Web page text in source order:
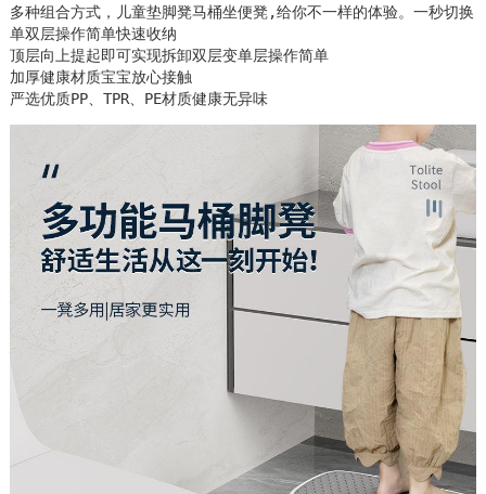
多种组合方式，儿童垫脚凳马桶坐便凳,给你不一样的体验。一秒切换
单双层操作简单快速收纳
顶层向上提起即可实现拆卸双层变单层操作简单
加厚健康材质宝宝放心接触
严选优质PP、TPR、PE材质健康无异味